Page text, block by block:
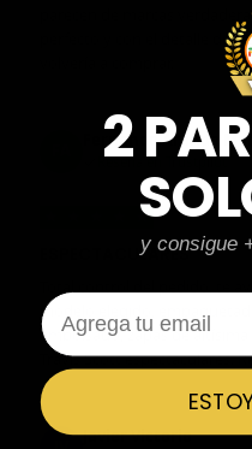
parecen de marcas
perfecto y con el detalle de
Fernando Aranda
Reseña en Trustpilot
★
ESPECTACULARES
modelo elegido,
embolsado, zapas de
Travis Scott espectaculares.
Javier Victorio
2
y consigue
Email